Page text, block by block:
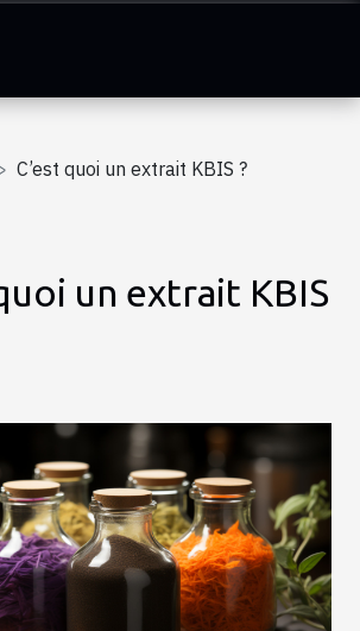
C’est quoi un extrait KBIS ?
un extrait KBIS